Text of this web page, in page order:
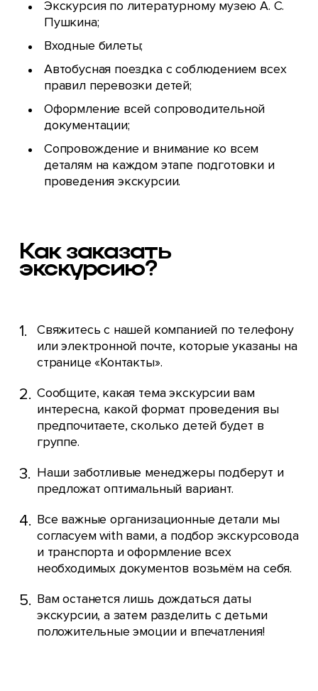
Экскурсия по литературному музею А. С.
Пушкина;
Входные билеты;
Автобусная поездка с соблюдением всех
правил перевозки детей;
Оформление всей сопроводительной
документации;
Сопровождение и внимание ко всем
деталям на каждом этапе подготовки и
проведения экскурсии.
Как заказать
экскурсию?
Свяжитесь с нашей компанией по телефону
или электронной почте, которые указаны на
странице «Контакты».
Сообщите, какая тема экскурсии вам
интересна, какой формат проведения вы
предпочитаете, сколько детей будет в
группе.
Наши заботливые менеджеры подберут и
предложат оптимальный вариант.
Все важные организационные детали мы
согласуем with вами, а подбор экскурсовода
и транспорта и оформление всех
необходимых документов возьмём на себя.
Вам останется лишь дождаться даты
экскурсии, а затем разделить с детьми
положительные эмоции и впечатления!